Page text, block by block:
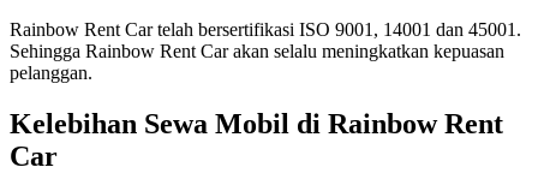
Rainbow Rent Car telah bersertifikasi ISO 9001, 14001 dan 45001.
Sehingga Rainbow Rent Car akan selalu meningkatkan kepuasan
pelanggan.
Kelebihan Sewa Mobil di Rainbow Rent
Car